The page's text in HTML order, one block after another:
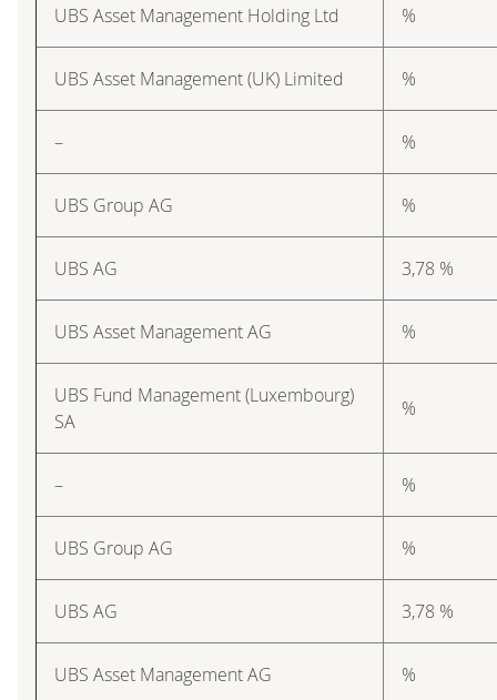
UBS Asset Management Holding Ltd %
UBS Asset Management (UK) Limited %
– %
UBS Group AG %
UBS AG 3,78 %
UBS Asset Management AG %
UBS Fund Management (Luxembourg)
SA
%
– %
UBS Group AG %
UBS AG 3,78 %
UBS Asset Management AG %